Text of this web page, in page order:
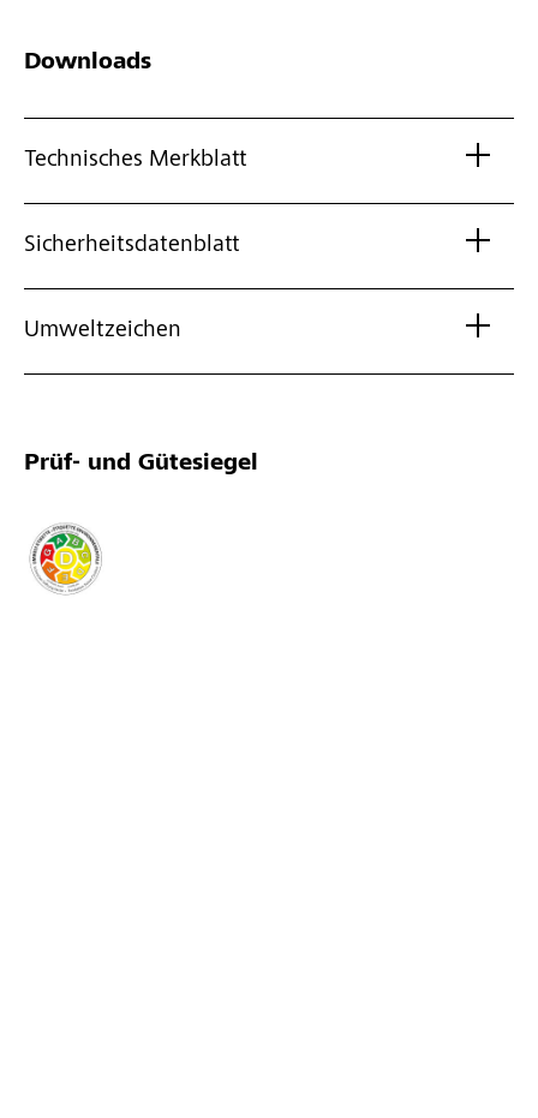
Downloads
Technisches Merkblatt
Sicherheitsdatenblatt
Umweltzeichen
Prüf- und Gütesiegel